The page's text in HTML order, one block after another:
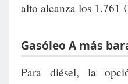
alto alcanza los 1.761
Gasóleo A más
Para diésel, la